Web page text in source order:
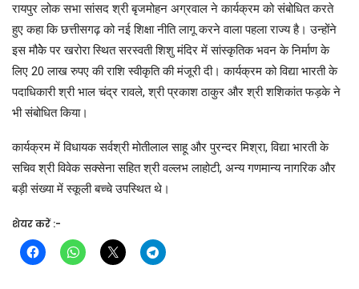
रायपुर लोक सभा सांसद श्री बृजमोहन अग्रवाल ने कार्यक्रम को संबोधित करते
हुए कहा कि छत्तीसगढ़ को नई शिक्षा नीति लागू करने वाला पहला राज्य है। उन्होंने
इस मौकेे पर खरोरा स्थित सरस्वती शिशु मंदिर में सांस्कृतिक भवन के निर्माण के
लिए 20 लाख रुपए की राशि स्वीकृति की मंजूरी दी। कार्यक्रम को विद्या भारती के
पदाधिकारी श्री भाल चंद्र रावले, श्री प्रकाश ठाकुर और श्री शशिकांत फड़के ने
भी संबोधित किया।
कार्यक्रम में विधायक सर्वश्री मोतीलाल साहू और पुरन्दर मिश्रा, विद्या भारती के
सचिव श्री विवेक सक्सेना सहित श्री वल्लभ लाहोटी, अन्य गणमान्य नागरिक और
बड़ी संख्या में स्कूली बच्चे उपस्थित थे।
शेयर करें :-